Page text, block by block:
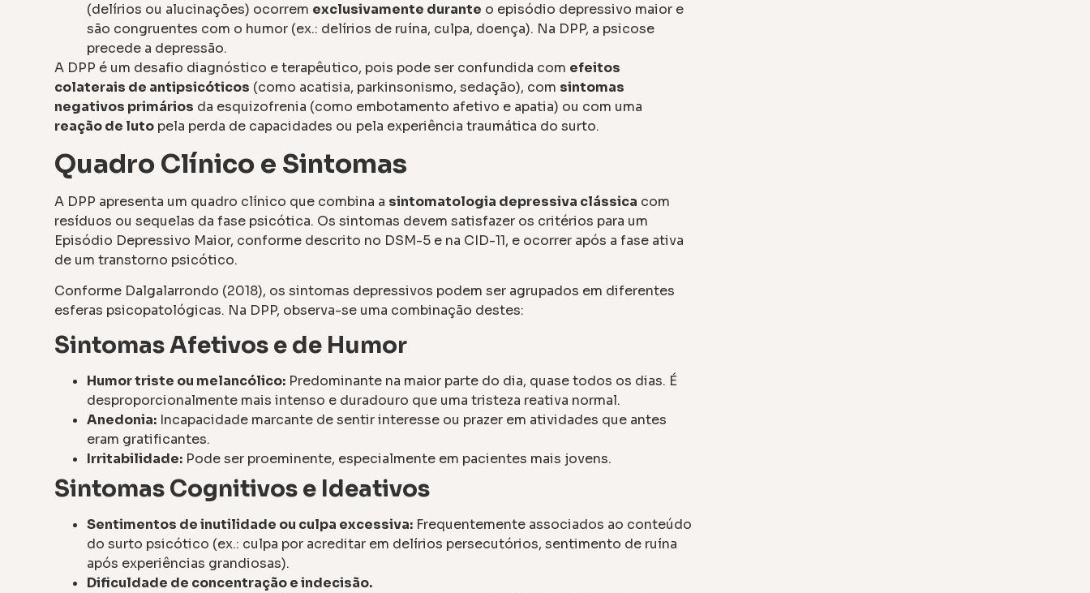
(delírios ou alucinações) ocorrem exclusivamente durante o episódio depressivo maior e
são congruentes com o humor (ex.: delírios de ruína, culpa, doença). Na DPP, a psicose
precede a depressão.
A DPP é um desafio diagnóstico e terapêutico, pois pode ser confundida com efeitos
colaterais de antipsicóticos (como acatisia, parkinsonismo, sedação), com sintomas
negativos primários da esquizofrenia (como embotamento afetivo e apatia) ou com uma
reação de luto pela perda de capacidades ou pela experiência traumática do surto.
Quadro Clínico e Sintomas
A DPP apresenta um quadro clínico que combina a sintomatologia depressiva clássica com
resíduos ou sequelas da fase psicótica. Os sintomas devem satisfazer os critérios para um
Episódio Depressivo Maior, conforme descrito no DSM-5 e na CID-11, e ocorrer após a fase ativa
de um transtorno psicótico.
Conforme Dalgalarrondo (2018), os sintomas depressivos podem ser agrupados em diferentes
esferas psicopatológicas. Na DPP, observa-se uma combinação destes:
Sintomas Afetivos e de Humor
Humor triste ou melancólico: Predominante na maior parte do dia, quase todos os dias. É
desproporcionalmente mais intenso e duradouro que uma tristeza reativa normal.
Anedonia: Incapacidade marcante de sentir interesse ou prazer em atividades que antes
eram gratificantes.
Irritabilidade: Pode ser proeminente, especialmente em pacientes mais jovens.
Sintomas Cognitivos e Ideativos
Sentimentos de inutilidade ou culpa excessiva: Frequentemente associados ao conteúdo
do surto psicótico (ex.: culpa por acreditar em delírios persecutórios, sentimento de ruína
após experiências grandiosas).
Dificuldade de concentração e indecisão.